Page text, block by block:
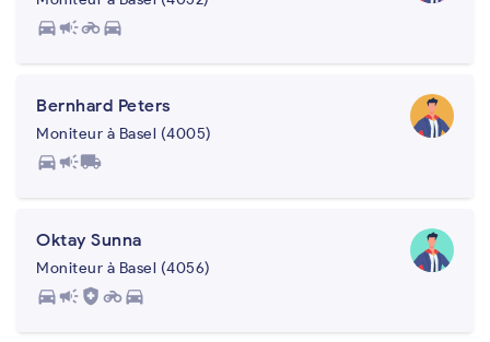
directions_carcampaignmotorcycledirections_car
Bernhard Peters
Moniteur à Basel (4005)
directions_carcampaignlocal_shipping
Oktay Sunna
Moniteur à Basel (4056)
directions_carcampaign health_and_safety motorcycledirections_car